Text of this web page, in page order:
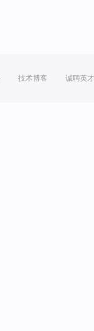
技术博客 诚聘英才